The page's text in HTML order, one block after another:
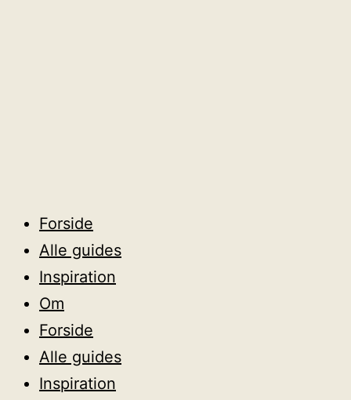
Forside
Alle guides
Inspiration
Om
Forside
Alle guides
Inspiration